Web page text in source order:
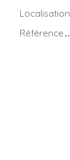
Localisation
Référence